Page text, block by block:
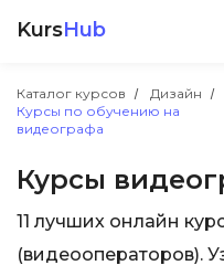
KursHub
Каталог курсов
Дизайн
Курсы по обучению на
видеографа
Курсы
11 лучших онлайн
(видеооператоров).